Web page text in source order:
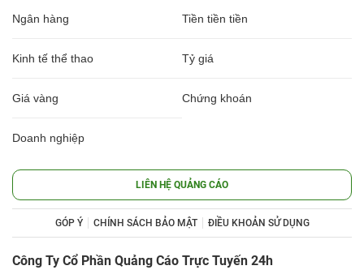
Ngân hàng Tiền tiền tiền
Kinh tế thể thao Tỷ giá
Giá vàng Chứng khoán
Doanh nghiệp
LIÊN HỆ QUẢNG CÁO
GÓP Ý CHÍNH SÁCH BẢO MẬT ĐIỀU KHOẢN SỬ DỤNG
Công Ty Cổ Phần Quảng Cáo Trực Tuyến 24h